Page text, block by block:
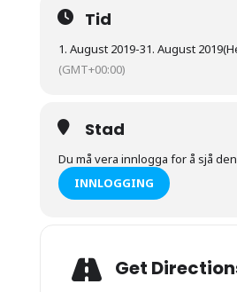
Tid
1. August 2019-31. August 2019
(GMT+00:00)
Stad
Du må vera innlogga for å sjå
INNLOGGING
Get